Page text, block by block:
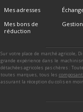
Mes adresses
Mes bons de
réduction
Sur votre place de marché agricole,
grande expérience dans le
détachées agricoles pas chères :
toutes marques, tous les
assurant la réception du colis en